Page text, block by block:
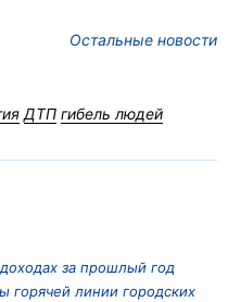
Остальные новости
ДТП гибель людей
за прошлый год
горячей линии городских